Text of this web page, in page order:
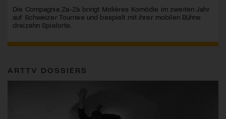
Die Compagnia Za-Zà bringt Molières Komödie im zweiten Jahr
auf Schweizer Tournee und bespielt mit ihrer mobilen Bühne
dreizehn Spielorte.
ARTTV DOSSIERS